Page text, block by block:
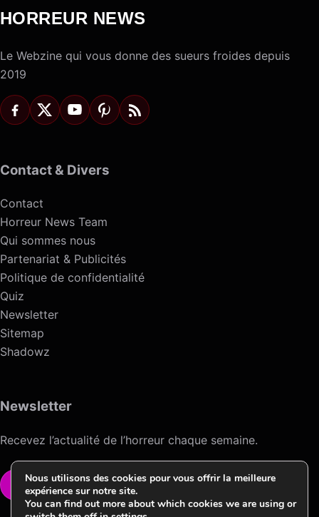
HORREUR NEWS
Le Webzine qui vous donne des sueurs froides depuis
2019
Contact & Divers
Contact
Horreur News Team
Qui sommes nous
Partenariat & Publicités
Politique de confidentialité
Quiz
Newsletter
Sitemap
Shadowz
Newsletter
Recevez l’actualité de l’horreur chaque semaine.
VOIR LA NEWSLETTER
Nous utilisons des cookies pour vous offrir la meilleure
expérience sur notre site.
You can find out more about which cookies we are using or